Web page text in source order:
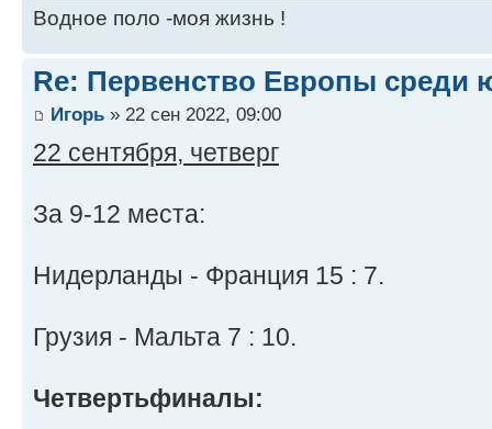
Водное поло -моя жизнь !
Re: Первенство Европы среди
Игорь » 22 сен 2022, 09:00
22 сентября, четверг
За 9-12 места:
Нидерланды - Франция 15 : 7.
Грузия - Мальта 7 : 10.
Четвертьфиналы: